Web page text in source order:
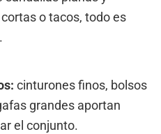
o tacos, todo es
cinturones finos, bolsos
grandes aportan
el conjunto.